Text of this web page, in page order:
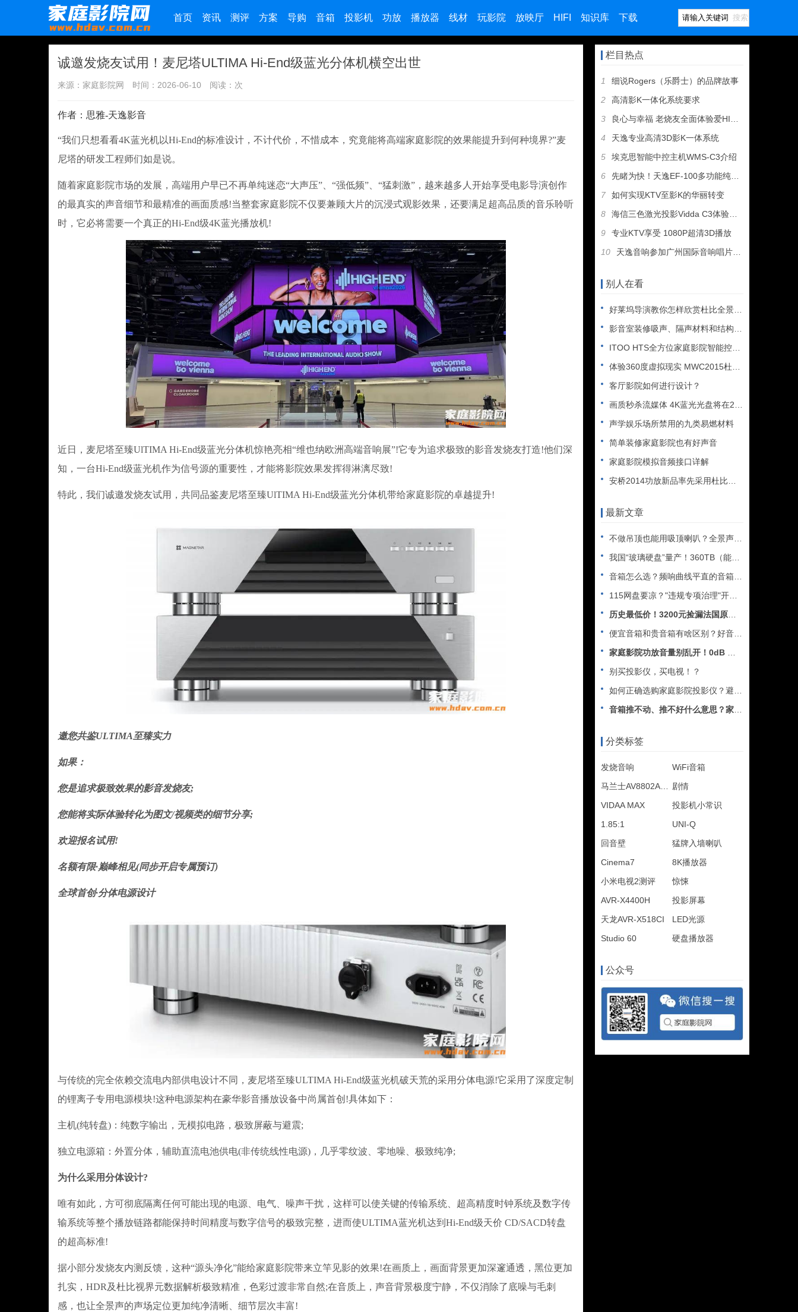
首页 资讯 测评 方案 导购 音箱 投影机 功放 播放器 线材 玩影院 放映厅 HIFI 知识库 下载 搜索
诚邀发烧友试用！麦尼塔ULTIMA Hi-End级蓝光分体机横空出世
来源：家庭影院网 时间：2026-06-10 阅读： 次
作者：思雅-天逸影音
“我们只想看看4K蓝光机以Hi-End的标准设计，不计代价，不惜成本，究竟能将高端家庭影院的效果能提升到何种境界?”麦
尼塔的研发工程师们如是说。
随着家庭影院市场的发展，高端用户早已不再单纯迷恋“大声压”、“强低频”、“猛刺激”，越来越多人开始享受电影导演创作
的最真实的声音细节和最精准的画面质感!当整套家庭影院不仅要兼顾大片的沉浸式观影效果，还要满足超高品质的音乐聆听
时，它必将需要一个真正的Hi-End级4K蓝光播放机!
近日，麦尼塔至臻UlTIMA Hi-End级蓝光分体机惊艳亮相“维也纳欧洲高端音响展”!它专为追求极致的影音发烧友打造!他们深
知，一台Hi-End级蓝光机作为信号源的重要性，才能将影院效果发挥得淋漓尽致!
特此，我们诚邀发烧友试用，共同品鉴麦尼塔至臻UlTIMA Hi-End级蓝光分体机带给家庭影院的卓越提升!
邀您共鉴ULTIMA至臻实力
如果：
您是追求极致效果的影音发烧友;
您能将实际体验转化为图文/视频类的细节分享;
欢迎报名试用!
名额有限·巅峰相见(同步开启专属预订)
全球首创·分体电源设计
与传统的完全依赖交流电内部供电设计不同，麦尼塔至臻ULTIMA Hi-End级蓝光机破天荒的采用分体电源!它采用了深度定制
的锂离子专用电源模块!这种电源架构在豪华影音播放设备中尚属首创!具体如下：
主机(纯转盘)：纯数字输出，无模拟电路，极致屏蔽与避震;
独立电源箱：外置分体，辅助直流电池供电(非传统线性电源)，几乎零纹波、零地噪、极致纯净;
为什么采用分体设计?
唯有如此，方可彻底隔离任何可能出现的电源、电气、噪声干扰，这样可以使关键的传输系统、超高精度时钟系统及数字传
输系统等整个播放链路都能保持时间精度与数字信号的极致完整，进而使ULTIMA蓝光机达到Hi‑End级天价 CD/SACD转盘
的超高标准!
据小部分发烧友内测反馈，这种“源头净化”能给家庭影院带来立竿见影的效果!在画质上，画面背景更加深邃通透，黑位更加
扎实，HDR及杜比视界元数据解析极致精准，色彩过渡非常自然;在音质上，声音背景极度宁静，不仅消除了底噪与毛刺
感，也让全景声的声场定位更加纯净清晰、细节层次丰富!
栏目热点
1
细说Rogers（乐爵士）的品牌故事
2
高清影K一体化系统要求
3
良心与幸福 老烧友全面体验爱HIFI歌剧二号
4
天逸专业高清3D影K一体系统
5
埃克思智能中控主机WMS-C3介绍
6
先睹为快！天逸EF-100多功能纯甲类耳机放大器即将上市
7
如何实现KTV至影K的华丽转变
8
海信三色激光投影Vidda C3体验——支持杜比视界到底值不
9
专业KTV享受 1080P超清3D播放
10
天逸音响参加广州国际音响唱片展，丰厚大奖等您拿！
别人在看
好莱坞导演教你怎样欣赏杜比全景声大片
影音室装修吸声、隔声材料和结构浅说
ITOO HTS全方位家庭影院智能控制系统
体验360度虚拟现实 MWC2015杜比实验室游记
客厅影院如何进行设计？
画质秒杀流媒体 4K蓝光光盘将在2015年中问世
声学娱乐场所禁用的九类易燃材料
简单装修家庭影院也有好声音
家庭影院模拟音频接口详解
安桥2014功放新品率先采用杜比全景声技术
最新文章
不做吊顶也能用吸顶喇叭？全景声天空声道安装教程
我国“玻璃硬盘”量产！360TB（能装2.5万部电影），10
音箱怎么选？频响曲线平直的音箱一定好听吗？
115网盘要凉？"违规专项治理"开始了
历史最低价！3200元捡漏法国原装进口中置音箱
便宜音箱和贵音箱有啥区别？好音箱与差音箱差在哪里？
家庭影院功放音量别乱开！0dB 才是标准音量？
别买投影仪，买电视！？
如何正确选购家庭影院投影仪？避坑注意事项
音箱推不动、推不好什么意思？家庭影院音箱功放怎么搭配？
分类标签
发烧音响
WiFi音箱
剧情
VIDAA MAX
投影机小常识
1.85:1
UNI-Q
回音壁
猛牌入墙喇叭
Cinema7
8K播放器
小米电视2测评
惊悚
AVR-X4400H
投影屏幕
天龙AVR-X518CI
LED光源
Studio 60
硬盘播放器
公众号